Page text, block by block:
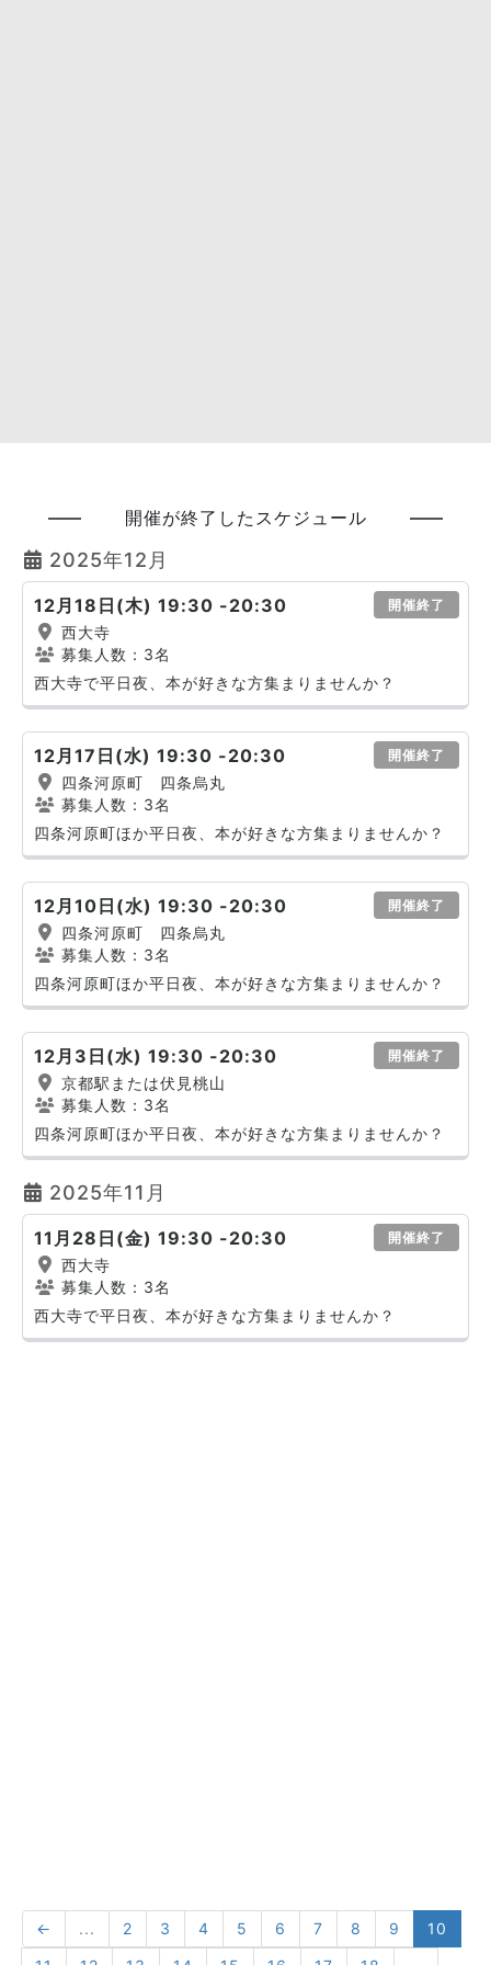
開催が終了したスケジュール
2025年12月
12月18日(木) 19:30 -20:30 開催終了
西大寺
募集人数：3名
西大寺で平日夜、本が好きな方集まりませんか？
12月17日(水) 19:30 -20:30 開催終了
四条河原町 四条烏丸
募集人数：3名
四条河原町ほか平日夜、本が好きな方集まりませんか？
12月10日(水) 19:30 -20:30 開催終了
四条河原町 四条烏丸
募集人数：3名
四条河原町ほか平日夜、本が好きな方集まりませんか？
12月3日(水) 19:30 -20:30 開催終了
京都駅または伏見桃山
募集人数：3名
四条河原町ほか平日夜、本が好きな方集まりませんか？
2025年11月
11月28日(金) 19:30 -20:30 開催終了
西大寺
募集人数：3名
西大寺で平日夜、本が好きな方集まりませんか？
← ... 2 3 4 5 6 7 8 9
10